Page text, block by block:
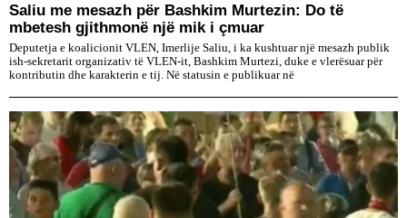
Saliu me mesazh për Bashkim Murtezin: Do të
mbetesh gjithmonë një mik i çmuar
Deputetja e koalicionit VLEN, Imerlije Saliu, i ka kushtuar një mesazh publik
ish-sekretarit organizativ të VLEN-it, Bashkim Murtezi, duke e vlerësuar për
kontributin dhe karakterin e tij. Në statusin e publikuar në